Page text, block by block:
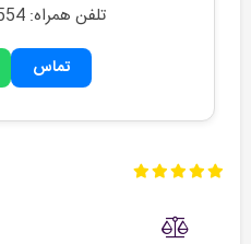
تلفن همراه: 0910 229 7554
تماس